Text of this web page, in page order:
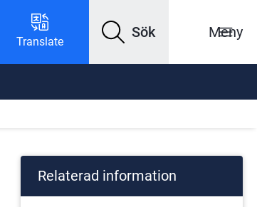
Translate
Sök Meny
Relaterad information